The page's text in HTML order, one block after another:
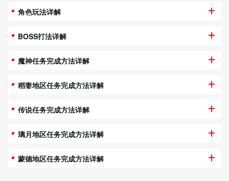
角色玩法详解
BOSS打法详解
魔神任务完成方法详解
稻妻地区任务完成方法详解
传说任务完成方法详解
璃月地区任务完成方法详解
蒙德地区任务完成方法详解